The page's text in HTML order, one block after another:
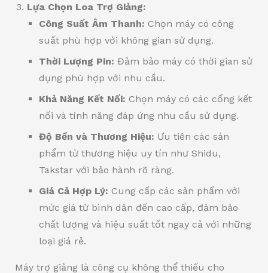
Lựa Chọn Loa Trợ Giảng:
Công Suất Âm Thanh: Chọn máy có công
suất phù hợp với không gian sử dụng.
Thời Lượng Pin: Đảm bảo máy có thời gian sử
dụng phù hợp với nhu cầu.
Khả Năng Kết Nối: Chọn máy có các cổng kết
nối và tính năng đáp ứng nhu cầu sử dụng.
Độ Bền và Thương Hiệu: Ưu tiên các sản
phẩm từ thương hiệu uy tín như Shidu,
Takstar với bảo hành rõ ràng.
Giá Cả Hợp Lý: Cung cấp các sản phẩm với
mức giá từ bình dân đến cao cấp, đảm bảo
chất lượng và hiệu suất tốt ngay cả với những
loại giá rẻ.
Máy trợ giảng là công cụ không thể thiếu cho